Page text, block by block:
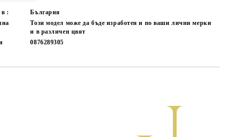
в :
България
Този модел може да бъде изработен и по ваши лични мерки
и в различен цвят
0876289305